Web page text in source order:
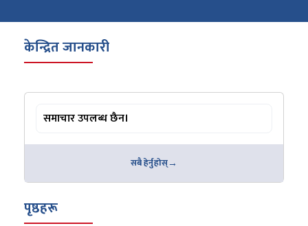
केन्द्रित जानकारी
समाचार उपलब्ध छैन।
सबै हेर्नुहोस्
पृष्ठहरू